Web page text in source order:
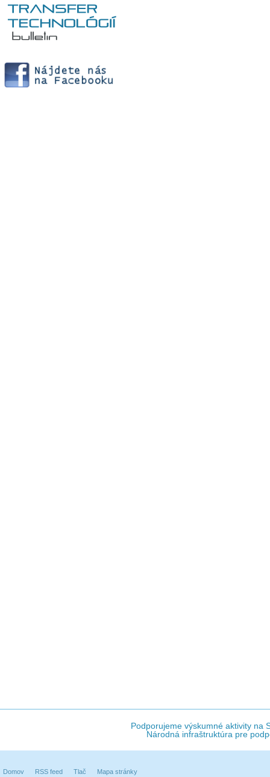
Podporujeme výskumné aktivity na
Národná infraštruktúra pre
Domov RSS feed Tlač Mapa stránky